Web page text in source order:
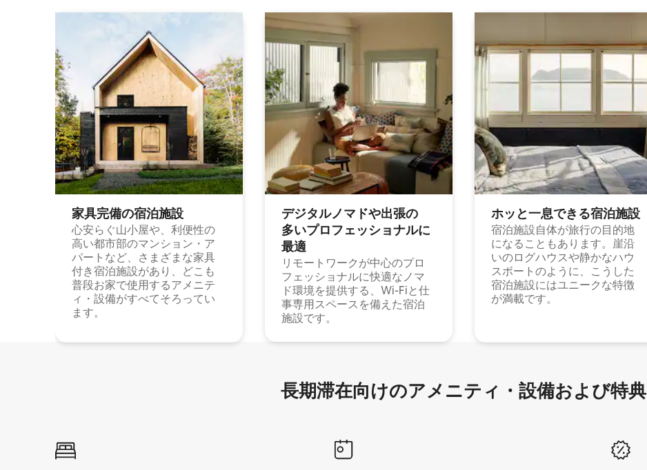
家具完備の宿⁠泊⁠施⁠設
心安らぐ山小屋や、利便性の
高い都市部のマンション・ア
パートなど、さまざまな家具
付き宿泊施設があり、どこも
普段お家で使用するアメニテ
ィ・設備がすべてそろってい
ます。
デジタルノマドや出⁠張⁠の
多⁠いプ⁠ロ⁠フ⁠ェ⁠ッ⁠シ⁠ョ⁠ナ⁠ル⁠に
最⁠適
リモートワークが中心のプロ
フェッショナルに快適なノマ
ド環境を提供する、Wi-Fiと仕
事専用スペースを備えた宿泊
施設です。
ホッと一⁠息⁠で⁠き⁠る宿⁠泊施⁠設
宿泊施設自体が旅行の目的地
になることもあります。崖沿
いのログハウスや静かなハウ
スボートのように、こうした
宿泊施設にはユニークな特徴
が満載です。
長期滞在向け⁠のア⁠メ⁠ニ⁠テ⁠ィ⁠・設⁠備⁠および特⁠典